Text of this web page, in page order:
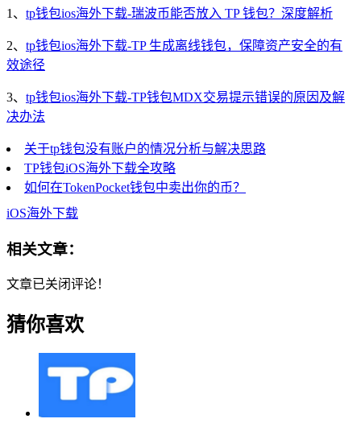
1、 tp钱包ios海外下载-瑞波币能否放入 TP 钱包？深度解析
2、 tp钱包ios海外下载-TP 生成离线钱包，保障资产安全的有
效途径
3、 tp钱包ios海外下载-TP钱包MDX交易提示错误的原因及解
决办法
关于tp钱包没有账户的情况分析与解决思路
TP钱包iOS海外下载全攻略
如何在TokenPocket钱包中卖出你的币？
iOS海外下载
相关文章：
文章已关闭评论！
猜你喜欢